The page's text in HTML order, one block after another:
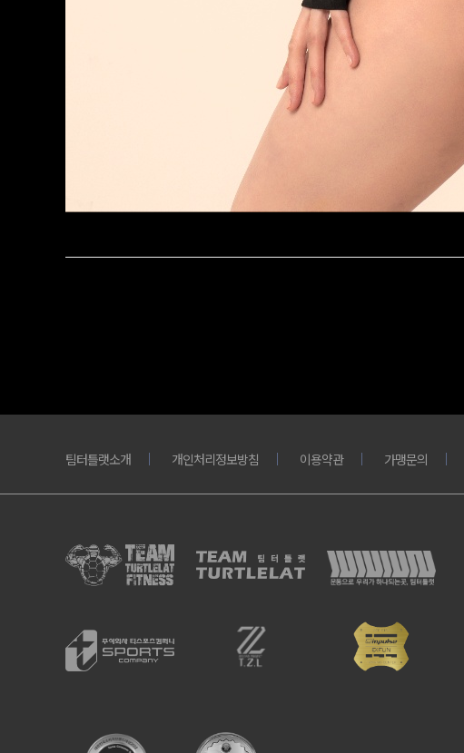
팀터틀랫소개 개인처리정보방침 이용약관 가맹문의